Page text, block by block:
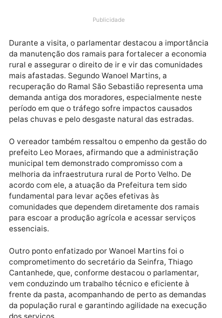
objetivo de melhorar as condições de
produtores rurais e estudantes que utilizam
diariamente a via.
Publicidade
Durante a visita, o parlamentar destacou a
da manutenção dos ramais para fortalecer a
mais afastadas. Segundo Wanoel Martins, a
recuperação do Ramal São Sebastião representa
demanda antiga dos moradores, especialmente
período em que o tráfego sofre impactos causados
pelas chuvas e pelo desgaste natural das estradas.
O vereador também ressaltou o empenho da gestão
prefeito Leo Moraes, afirmando que a administração
melhoria da infraestrutura rural de Porto Velho. De
acordo com ele, a atuação da Prefeitura tem sido
fundamental para levar ações efetivas às
comunidades que dependem diretamente dos ramais
para escoar a produção agrícola e acessar serviços
essenciais.